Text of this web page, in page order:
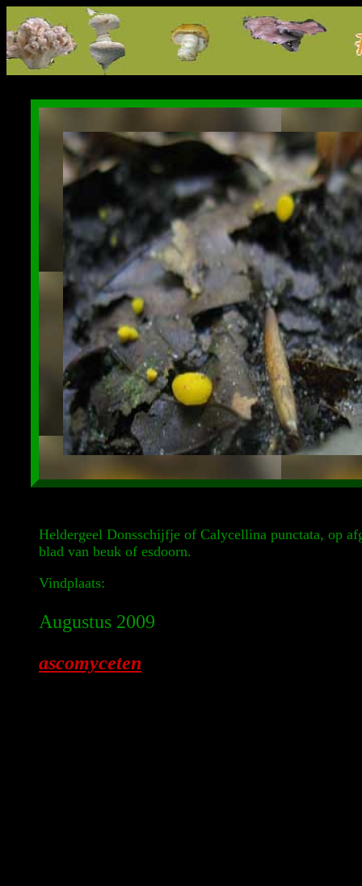
Heldergeel Donsschijfje of Calycellina punctata, op
blad van beuk of esdoorn.
Vindplaats:
Augustus 2009
ascomyceten